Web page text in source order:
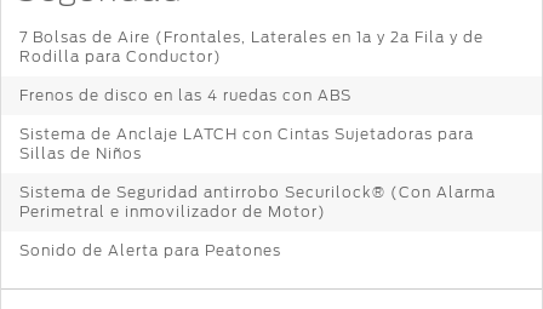
7 Bolsas de Aire (Frontales, Laterales en 1a y 2a Fila y de
Rodilla para Conductor)
Frenos de disco en las 4 ruedas con ABS
Sistema de Anclaje LATCH con Cintas Sujetadoras para
Sillas de Niños
Sistema de Seguridad antirrobo Securilock® (Con Alarma
Perimetral e inmovilizador de Motor)
Sonido de Alerta para Peatones